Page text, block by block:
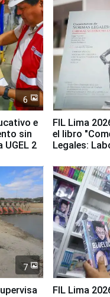
6
e
sin
2
FIL Lima
el libro
Legales:
7
FIL Lima